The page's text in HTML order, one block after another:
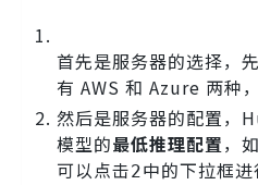
首先是服务器的选择，
有 AWS 和 Azure 两种
然后是服务器的配置，
模型的最低推理配置，
可以点击2中的下拉框进